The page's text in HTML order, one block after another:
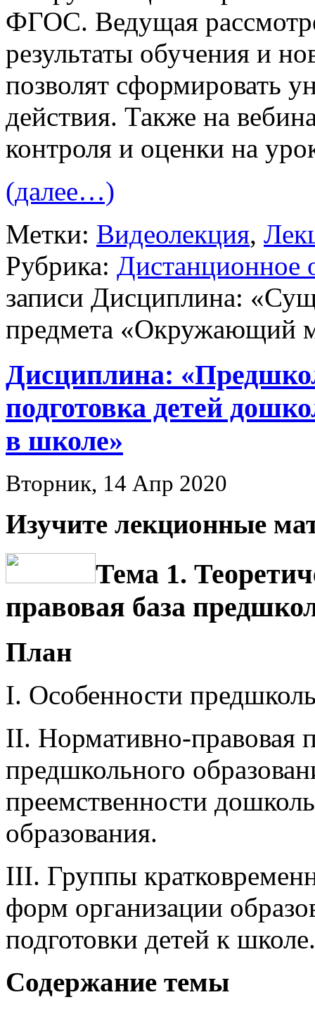
ФГОС. Ведущая
результаты обучения и
позволят сформировать
действия. Также на
контроля и оценки на
(далее…)
Метки: Видеолекция,
Рубрика: Дистанционное
записи Дисциплина:
предмета «Окружающий
Дисциплина:
подготовка детей
в школе»
Вторник, 14 Апр 2020
Изучите лекционные
Тема 1.
правовая база
План
I. Особенности
II. Нормативно-правовая
предшкольного
преемственности
образования.
III. Группы
форм организации
подготовки детей к школе.
Содержание темы